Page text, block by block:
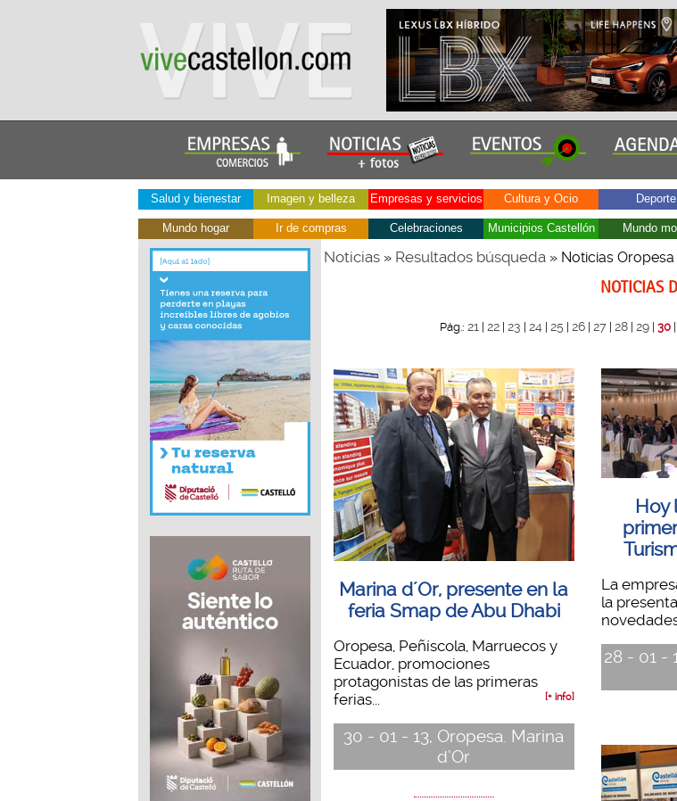
Salud y bienestar Imagen y belleza Empresas y servicios Cultura y Ocio Deporte
Mundo hogar Ir de compras Celebraciones Municipios Castellón Mundo
Noticias» Resultados búsqueda» Noticias
NOTICIAS
Pág.: 21 22 23 24 25 26 27 28 29 30
Marina d´Or, presente en la
feria Smap de Abu Dhabi
Oropesa, Peñíscola, Marruecos y
Ecuador, promociones
protagonistas de las primeras
ferias...
[+ info]
30 - 01 - 13, Oropesa. Marina
d’Or
Hoy
La
la
28 - 01 -